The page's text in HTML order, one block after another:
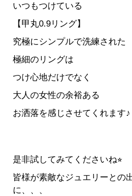
いつもつけている
【甲丸0.9リング】
究極にシンプルで洗練された
極細のリングは
つけ心地だけでなく
大人の女性の余裕ある
お洒落を感じさせてくれます♪
是非試してみてくださいね⭐︎
皆様が素敵なジュエリーとの
に、、、